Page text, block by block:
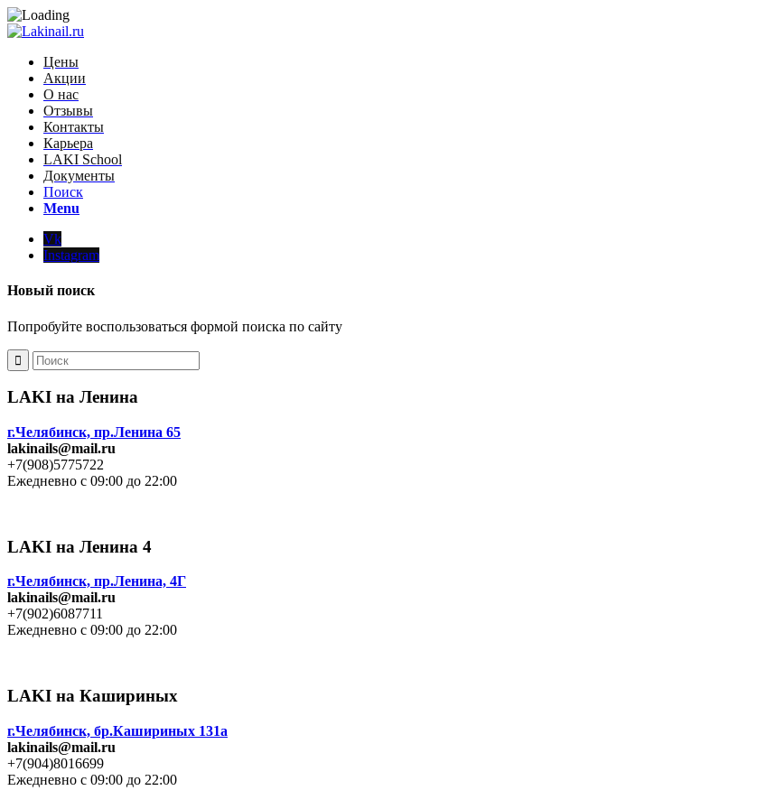
Цены
Акции
О нас
Отзывы
Контакты
Карьера
LAKI School
Документы
Поиск
Menu
Vk
Instagram
Новый поиск
Попробуйте воспользоваться формой поиска по сайту
LAKI на Ленина
г.Челябинск, пр.Ленина 65
lakinails@mail.ru
+7(908)5775722
Ежедневно с 09:00 до 22:00
LAKI на Ленина 4
г.Челябинск, пр.Ленина, 4Г
lakinails@mail.ru
+7(902)6087711
Ежедневно с 09:00 до 22:00
LAKI на Кашириных
г.Челябинск, бр.Кашириных 131а
lakinails@mail.ru
+7(904)8016699
Ежедневно с 09:00 до 22:00